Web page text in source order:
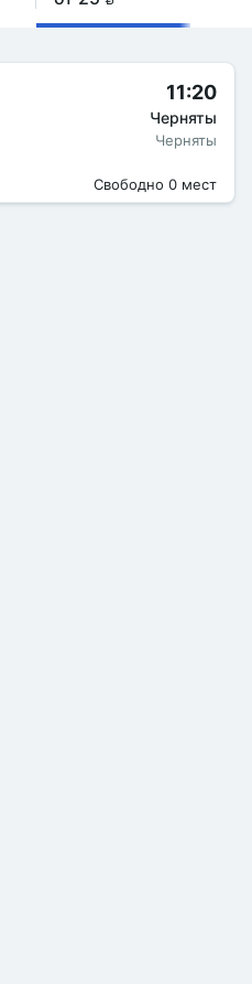
11:20
Черняты
Черняты
Свободно 0 мест